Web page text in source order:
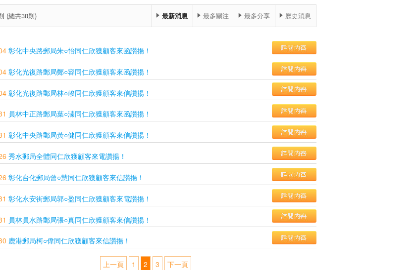
(總共30則) 最新消息 最多關注 最多分享 歷史消息
彰化中央路郵局朱○怡同仁欣獲顧客來函讚揚！
彰化光復路郵局鄭○容同仁欣獲顧客來函讚揚！
彰化光復路郵局林○峻同仁欣獲顧客來信讚揚！
員林中正路郵局葉○溱同仁欣獲顧客來函讚揚！
彰化中央路郵局黃○健同仁欣獲顧客來信讚揚！
秀水郵局全體同仁欣獲顧客來電讚揚！
彰化台化郵局曾○慧同仁欣獲顧客來信讚揚！
彰化永安街郵局郭○盈同仁欣獲顧客來電讚揚！
員林員水路郵局張○真同仁欣獲顧客來信讚揚！
鹿港郵局柯○偉同仁欣獲顧客來信讚揚！
上一頁 1 2 3 下一頁